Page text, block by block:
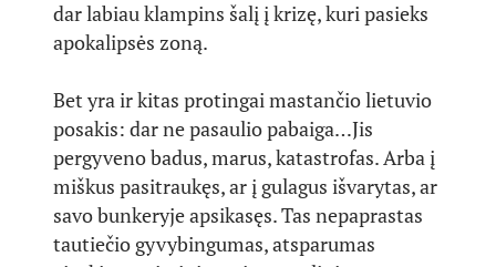
dar labiau klampins šalį į krizę, kuri pasieks
apokalipsės zoną.
Bet yra ir kitas protingai mastančio lietuvio
posakis: dar ne pasaulio pabaiga…Jis
pergyveno badus, marus, katastrofas. Arba į
miškus pasitraukęs, ar į gulagus išvarytas, ar
savo bunkeryje apsikasęs. Tas nepaprastas
tautiečio gyvybingumas, atsparumas